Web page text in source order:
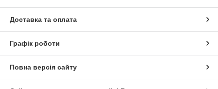
Доставка та оплата
Графік роботи
Повна версія сайту